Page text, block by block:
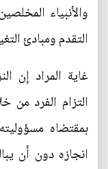
والأنبياء
التقدم ومبادئ
غاية المراد إن
التزام الفرد من
بمقتضاه
انجازه دون أن